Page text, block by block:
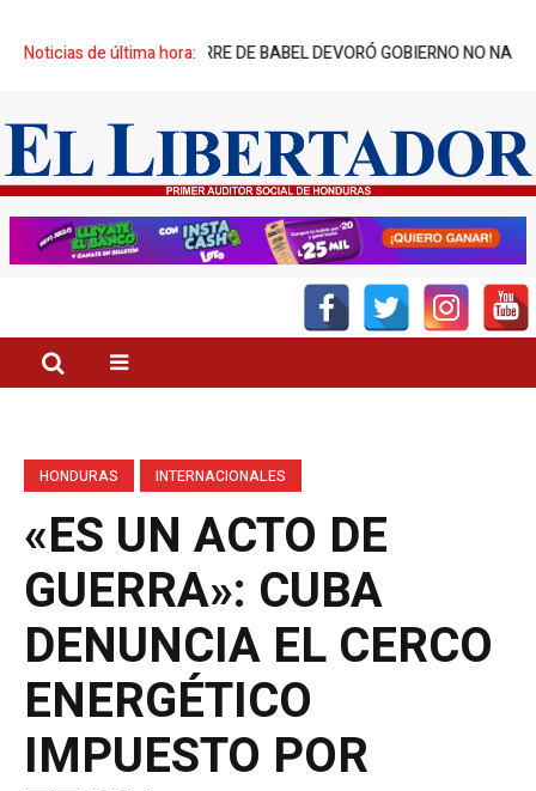
Noticias de última hora:TORRE DE BABEL DEVORÓ GOBIERNO NO NACIDO DÍA
HONDURAS INTERNACIONALES
«ES UN ACTO DE
GUERRA»: CUBA
DENUNCIA EL CERCO
ENERGÉTICO
IMPUESTO POR